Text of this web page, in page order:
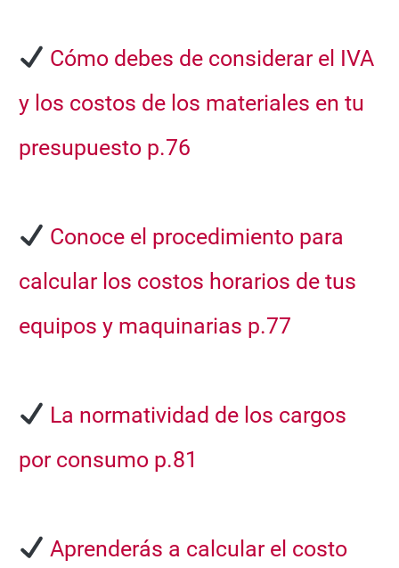
Cómo debes de considerar el IVA
y los costos de los materiales en tu
presupuesto p.76
Conoce el procedimiento para
calcular los costos horarios de tus
equipos y maquinarias p.77
La normatividad de los cargos
por consumo p.81
Aprenderás a calcular el costo